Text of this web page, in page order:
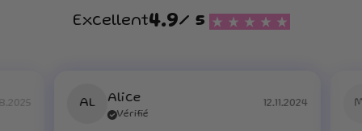
Excellent4.9/ 5
AL Alice
Vérifié
12.11.2024